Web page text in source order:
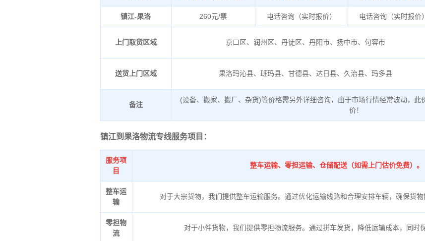
镇江-果洛 260元/票 电话咨询（实时报价） 电话咨询（实时报价）
上门取货区域 京口区、润州区、丹徒区、丹阳市、扬中市、句容市
送货上门区域 果洛玛沁县、班玛县、甘德县、达日县、久治县、玛多县
备注
(设备、搬家、搬厂、杂货)等价格需另外详细咨询，由于市场行情经常波动，此
价！
镇江到果洛物流专线服务项目：
服务项
目
整车运输、零担运输、仓储配送（如需上门估价免费）。
整车运
输
对于大宗货物，我们提供整车运输服务。通过优化运输线路和合理安排车辆，确保货物
零担物
流
对于小件货物，我们提供零担物流服务。通过拼车发货，降低运输成本，同时